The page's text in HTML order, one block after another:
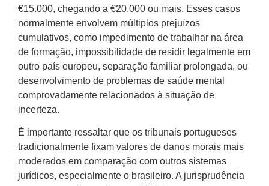
€15.000, chegando a €20.000 ou mais. Esses casos
normalmente envolvem múltiplos prejuízos
cumulativos, como impedimento de trabalhar na área
de formação, impossibilidade de residir legalmente em
outro país europeu, separação familiar prolongada, ou
desenvolvimento de problemas de saúde mental
comprovadamente relacionados à situação de
incerteza.
É importante ressaltar que os tribunais portugueses
tradicionalmente fixam valores de danos morais mais
moderados em comparação com outros sistemas
jurídicos, especialmente o brasileiro. A jurisprudência